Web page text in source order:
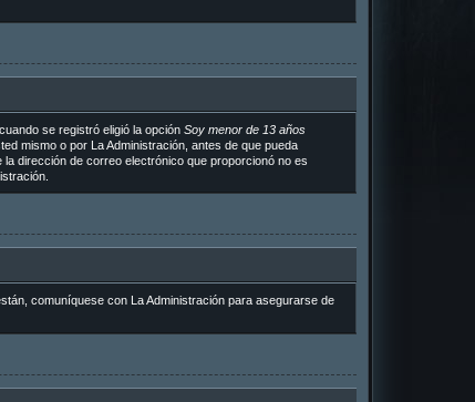
se registró eligió la opción Soy menor de 13 años
mismo o por La Administración, antes de que pueda
dirección de correo electrónico que proporcionó no es
comuníquese con La Administración para asegurarse de